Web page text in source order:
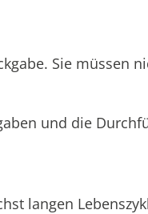
Sie müssen
und die
langen